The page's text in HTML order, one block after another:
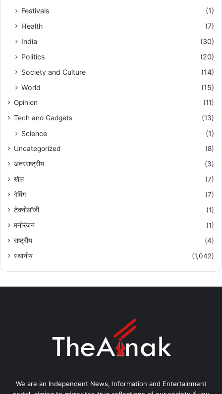
Festivals
(1)
Health
(7)
India
(30)
Politics
(20)
Society and Culture
(14)
World
(15)
Opinion
(11)
Tech and Gadgets
(13)
Science (1)
Uncategorized
(8)
अंतरराष्ट्रीय
(3)
खेल
(7)
गेमिंग
(7)
टेक्नोलॉजी
(1)
मनोरंजन
(1)
राष्ट्रीय
(4)
स्थानीय
(1,042)
We are an Independent News, Information and Entertainment